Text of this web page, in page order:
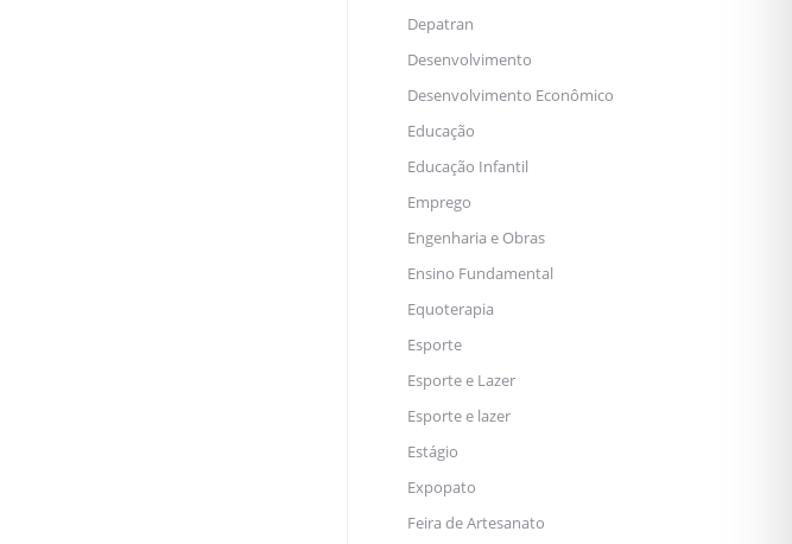
Depatran
Desenvolvimento
Desenvolvimento Econômico
Educação
Educação Infantil
Emprego
Engenharia e Obras
Ensino Fundamental
Equoterapia
Esporte
Esporte e Lazer
Esporte e lazer
Estágio
Expopato
Feira de Artesanato